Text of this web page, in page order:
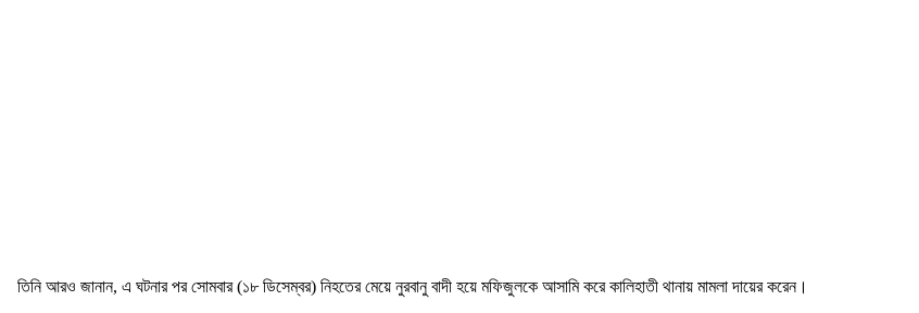
তিনি আরও জানান, এ ঘটনার পর সোমবার (১৮ ডিসেম্বর) নিহতের মেয়ে নুরবানু বাদী হয়ে মফিজুলকে আসামি করে কালিহাতী থানায় মামলা দায়ের করেন।